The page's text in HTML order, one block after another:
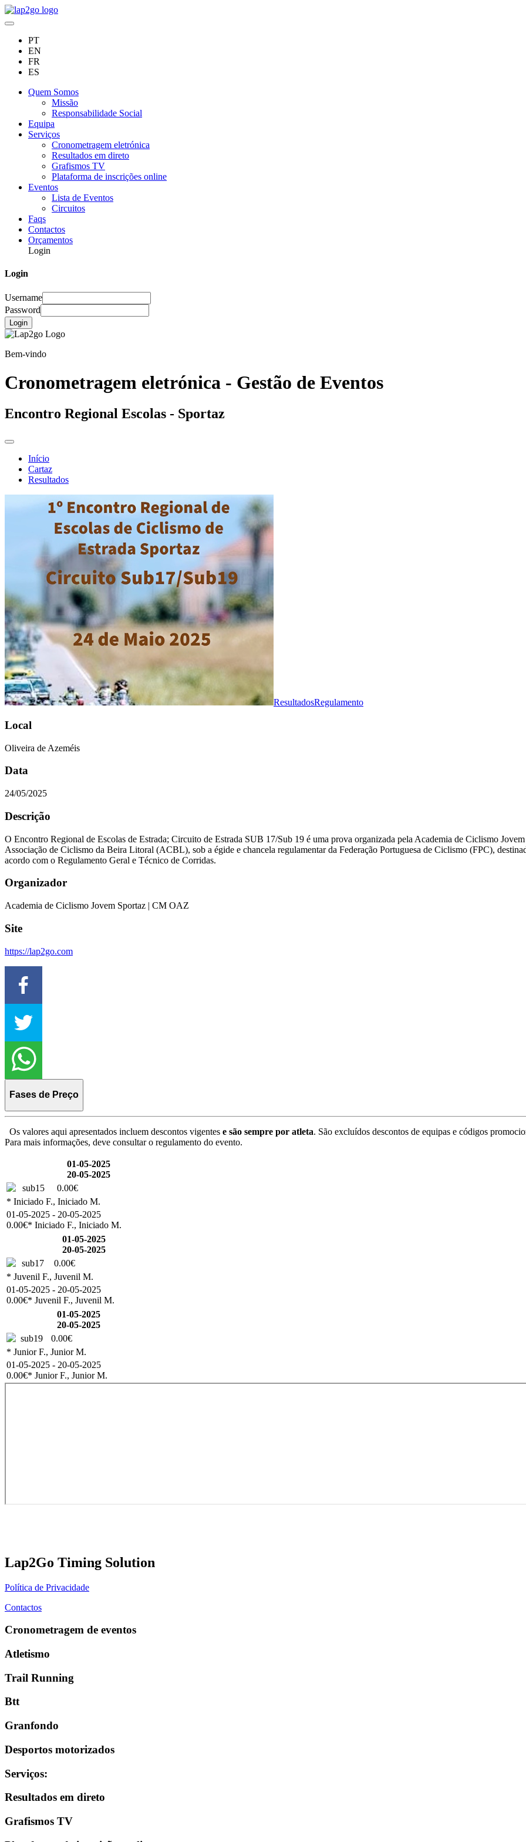
PT
EN
FR
ES
Quem Somos
Missão
Responsabilidade Social
Equipa
Serviços
Cronometragem eletrónica
Resultados em direto
Grafismos TV
Plataforma de inscrições online
Eventos
Lista de Eventos
Circuitos
Faqs
Contactos
Orçamentos
Login
Login
Username
Password
Login
Bem-vindo
Cronometragem eletrónica - Gestão de Eventos
Encontro Regional Escolas - Sportaz
Início
Cartaz
Resultados
ResultadosRegulamento
Local
Oliveira de Azeméis
Data
24/05/2025
Descrição
O Encontro Regional de Escolas de Estrada; Circuito de Estrada SUB 17/Sub 19 é uma prova organizada pela Academia de Ciclismo
Associação de Ciclismo da Beira Litoral (ACBL), sob a égide e chancela regulamentar da Federação Portuguesa de Ciclismo (FPC),
acordo com o Regulamento Geral e Técnico de Corridas.
Organizador
Academia de Ciclismo Jovem Sportaz | CM OAZ
Site
https://lap2go.com
Fases de Preço
Os valores aqui apresentados incluem descontos vigentes e são sempre por atleta. São excluídos descontos de equipas e códigos
Para mais informações, deve consultar o regulamento do evento.
01-05-2025
20-05-2025
sub15
0.00€
* Iniciado F., Iniciado M.
01-05-2025 - 20-05-2025
0.00€* Iniciado F., Iniciado M.
01-05-2025
20-05-2025
sub17
0.00€
* Juvenil F., Juvenil M.
01-05-2025 - 20-05-2025
0.00€* Juvenil F., Juvenil M.
01-05-2025
20-05-2025
sub19
0.00€
* Junior F., Junior M.
01-05-2025 - 20-05-2025
0.00€* Junior F., Junior M.
Lap2Go Timing Solution
Política de Privacidade
Contactos
Cronometragem de eventos
Atletismo
Trail Running
Btt
Granfondo
Desportos motorizados
Serviços:
Resultados em direto
Grafismos TV